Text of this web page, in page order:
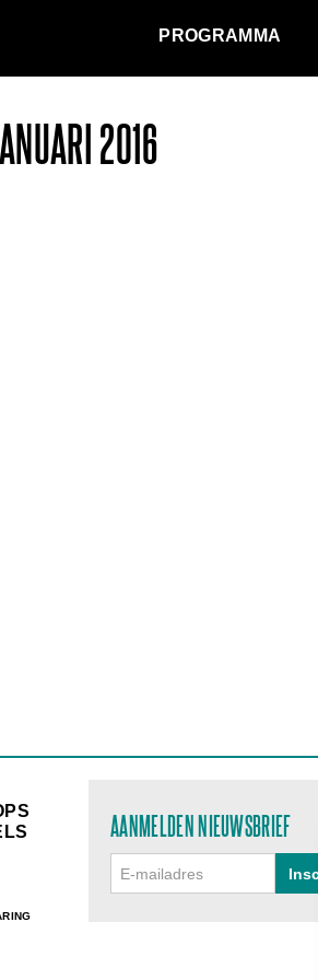
PROGRAMMA
2016
AANMELDEN NIEUWSBRIEF